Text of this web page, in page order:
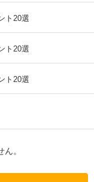
ト20選
ト20選
ト20選
。